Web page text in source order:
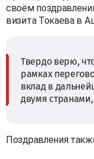
своём
визита Токаева в
Твердо верю,
рамках
вклад в
двумя
Поздравления